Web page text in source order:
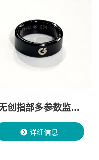
创指部多参数监测
仪
详细信息